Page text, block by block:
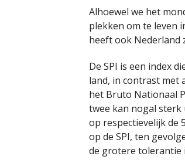
Alhoewel we het
plekken om te leven
heeft ook Nederland
De SPI is een index
land, in contrast met
het Bruto Nationaal
twee kan nogal sterk
op respectievelijk de
op de SPI, ten
de grotere tolerantie